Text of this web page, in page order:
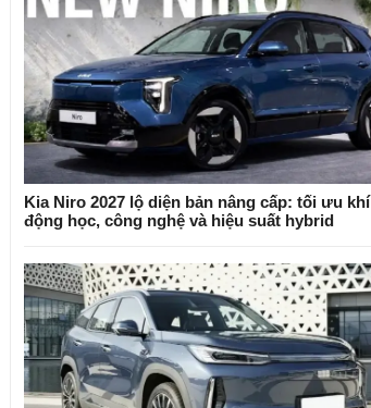
Kia Niro 2027 lộ diện bản nâng cấp: tối ưu khí
động học, công nghệ và hiệu suất hybrid